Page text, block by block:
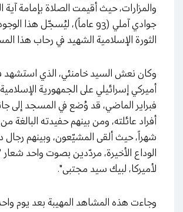
والمزارات، حيث أقيمت الصلاة بإمامة آية
جوادي آملي (93 عاماً)، ليُسجّل هذا
الثورة الإسلامية الشهيد في رحاب هذا
وكان نعش السيد خامنئي، الذي استشهد
فبراير الماضي، قد وُضع في المسجد إلى
شهراً، حيث ألقى المشيّعون، وبينهم رجال
الوداع الأخيرة، مردّدين بصوت واحد شعار
لأميركا، لبيك سيد مجتبى".
وجاءت هذه المشاهد المهيبة بعد يوم